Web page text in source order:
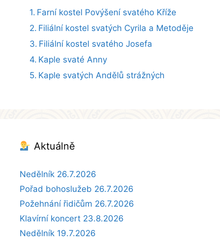
Farní kostel Povýšení svatého Kříže
Filiální kostel svatých Cyrila a Metoděje
Filiální kostel svatého Josefa
Kaple svaté Anny
Kaple svatých Andělů strážných
Aktuálně
Nedělník 26.7.2026
Pořad bohoslužeb 26.7.2026
Požehnání řidičům 26.7.2026
Klavírní koncert 23.8.2026
Nedělník 19.7.2026